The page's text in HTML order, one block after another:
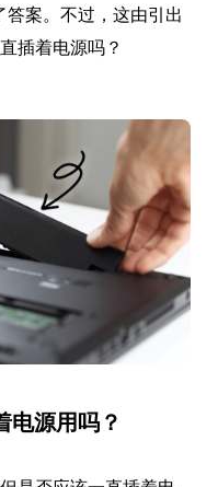
答案。不过，这由引出
插着电源吗？
电源用吗？